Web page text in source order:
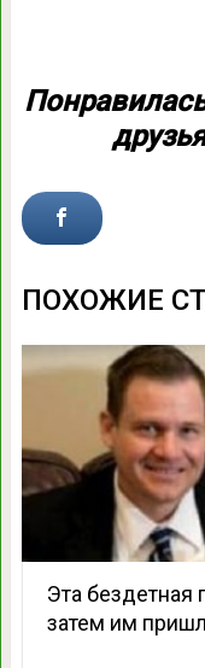
ПОХОЖИЕ
Эта бездетная
затем им